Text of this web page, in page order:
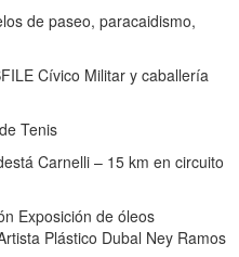
de paseo, paracaidismo,
Cívico Militar y caballería
Tenis
Carnelli – 15 km en circuito
Exposición de óleos
Plástico Dubal Ney Ramos